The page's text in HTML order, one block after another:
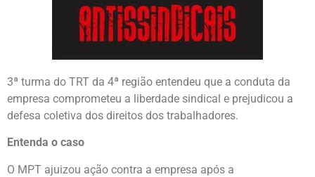
3ª turma do TRT da 4ª região entendeu que a conduta da
empresa comprometeu a liberdade sindical e prejudicou a
defesa coletiva dos direitos dos trabalhadores.
Entenda o caso
O MPT ajuizou ação contra a empresa após a